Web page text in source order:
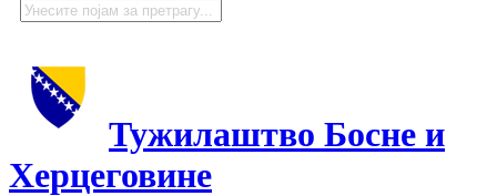
Тужилаштво Босне и
Херцеговине